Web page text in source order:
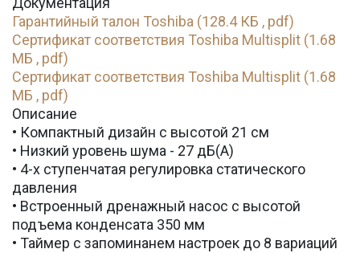
Гарантийный талон Toshiba (128.4 КБ , pdf)
Сертификат соответствия Toshiba Multisplit (1.68
МБ , pdf)
Сертификат соответствия Toshiba Multisplit (1.68
МБ , pdf)
Описание
• Компактный дизайн с высотой 21 см
• Низкий уровень шума - 27 дБ(А)
• 4-х ступенчатая регулировка статического
давления
• Встроенный дренажный насос с высотой
подъема конденсата 350 мм
• Таймер с запоминанем настроек до 8 вариаций